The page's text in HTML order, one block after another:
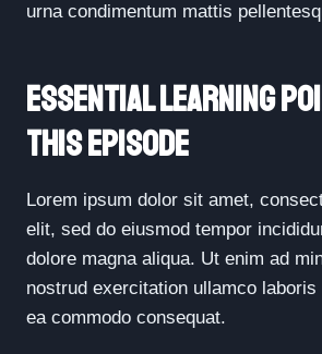
urna condimentum mattis
Essential Learning
This Episode
Lorem ipsum dolor sit amet,
elit, sed do eiusmod tempor
dolore magna aliqua. Ut enim ad
nostrud exercitation ullamco
ea commodo consequat.